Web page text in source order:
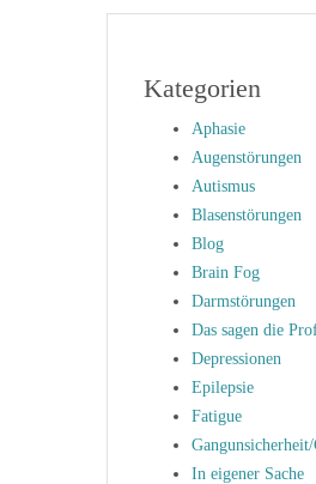
Kategorien
Aphasie
Augenstörungen
Autismus
Blasenstörungen
Blog
Brain Fog
Darmstörungen
Das sagen die
Depressionen
Epilepsie
Fatigue
In eigener Sache